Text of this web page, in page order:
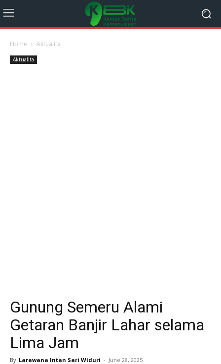
Home Aktualita
Aktualita
Gunung Semeru Alami
Getaran Banjir Lahar selama
Lima Jam
By Larawana Intan Sari Widuri - June 28, 2025